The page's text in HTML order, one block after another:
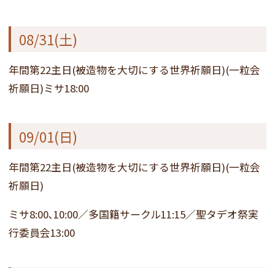
08/31(土)
年間第22主日(被造物を大切にする世界祈願日)(一粒会
祈願日)ミサ18:00
09/01(日)
年間第22主日(被造物を大切にする世界祈願日)(一粒会
祈願日)
ミサ8:00､10:00／多国籍サークル11:15／聖タデオ祭実
行委員会13:00